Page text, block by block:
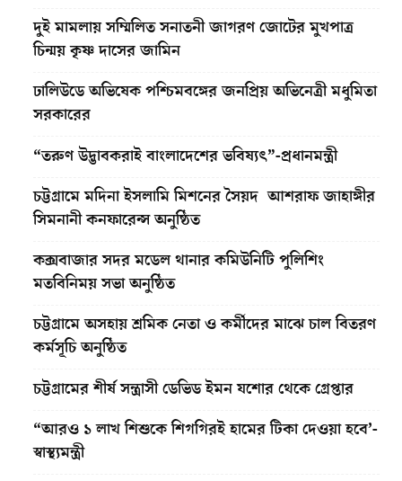
দুই মামলায় সম্মিলিত সনাতনী জাগরণ জোটের মুখপাত্র
চিন্ময় কৃষ্ণ দাসের জামিন
ঢালিউডে অভিষেক পশ্চিমবঙ্গের জনপ্রিয় অভিনেত্রী মধুমিতা
সরকারের
“তরুণ উদ্ভাবকরাই বাংলাদেশের ভবিষ্যৎ”-প্রধানমন্ত্রী
চট্টগ্রামে মদিনা ইসলামি মিশনের সৈয়দ আশরাফ জাহাঙ্গীর
সিমনানী কনফারেন্স অনুষ্ঠিত
কক্সবাজার সদর মডেল থানার কমিউনিটি পুলিশিং
মতবিনিময় সভা অনুষ্ঠিত
চট্টগ্রামে অসহায় শ্রমিক নেতা ও কর্মীদের মাঝে চাল বিতরণ
কর্মসূচি অনুষ্ঠিত
চট্টগ্রামের শীর্ষ সন্ত্রাসী ডেভিড ইমন যশোর থেকে গ্রেপ্তার
“আরও ১ লাখ শিশুকে শিগগিরই হামের টিকা দেওয়া হবে’-
স্বাস্থ্যমন্ত্রী